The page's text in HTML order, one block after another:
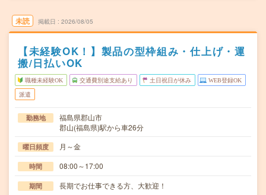
未読 掲載日 2026/08/05
【未経験OK！】製品の型枠組み・仕上げ・運
搬/日払いOK
職種未経験OK 交通費別途支給あり 土日祝日が休み WEB登録OK
派遣
勤務地
福島県郡山市
郡山(福島県)駅から車26分
曜日頻度 月～金
時間 08:00～17:00
期間 長期でお仕事できる方、大歓迎！